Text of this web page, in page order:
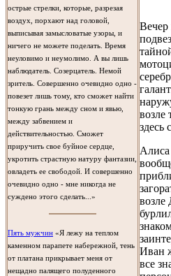
острые стрелки, которые, разрезая
воздух, порхают над головой,
выписывая замысловатые узоры, и
ничего не можете поделать. Время
неуловимо и неумолимо. А вы лишь
наблюдатель. Созерцатель. Немой
зритель. Совершенно очевидно одно -
повезет лишь тому, кто сможет найти
тонкую грань между сном и явью,
между забвением и
действительностью. Сможет
приручить свое буйное сердце,
укротить страстную натуру фантазии,
овладеть ее свободой. И совершенно
очевидно одно - мне никогда не
суждено этого сделать...»
Пять мужчин «Я лежу на теплом
каменном парапете набережной, тень
от платана прикрывает меня от
нещадно палящего полуденного
Вечер
возле
здесь
Алиса
возле
Иван
все